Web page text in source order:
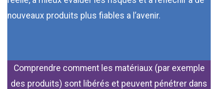
nouveaux produits plus fiables a l’avenir.
Comprendre comment les matériaux (par exemple
des produits) sont libérés et peuvent pénétrer dans